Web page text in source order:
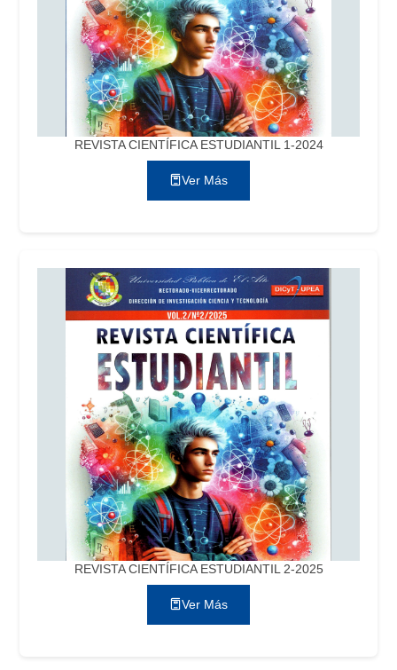
REVISTA CIENTÍFICA ESTUDIANTIL 1-2024
Ver Más
REVISTA CIENTÍFICA ESTUDIANTIL 2-2025
Ver Más